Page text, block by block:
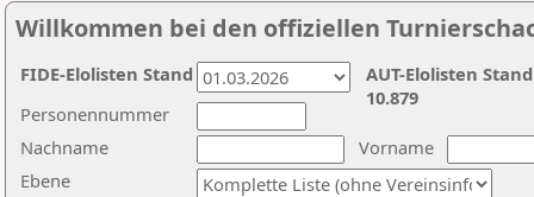
Willkommen bei den offiziellen
Nachname
Vorname
Ebene
Personennummer
AUT-Elolisten
10.879
FIDE-Elolisten Stand